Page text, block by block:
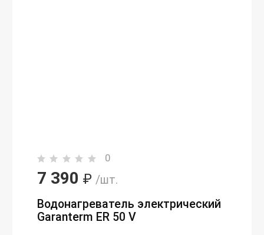
0
7 390 ₽ /шт.
Водонагреватель электрический
Garanterm ER 50 V